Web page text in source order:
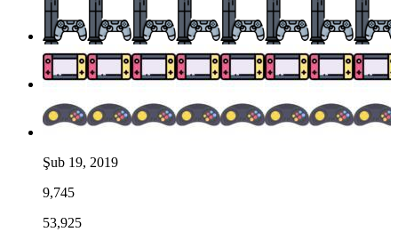
Şub 19, 2019
9,745
53,925